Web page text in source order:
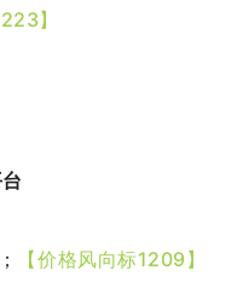
】
； 【价格风向标1209】